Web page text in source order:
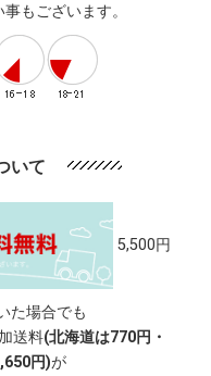
もございます。
いて
5,500円
た場合でも
送料(北海道は770円・
円)が